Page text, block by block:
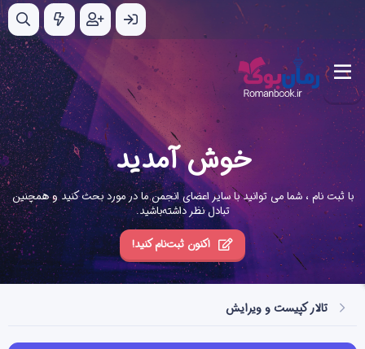
خوش آمدید
با ثبت نام ، شما می توانید با سایر اعضای انجمن ما در مورد بحث کنید و همچنین
تبادل نظر داشته‌باشید.
اکنون ثبت‌نام کنید!
تالار کپیست و ویرایش